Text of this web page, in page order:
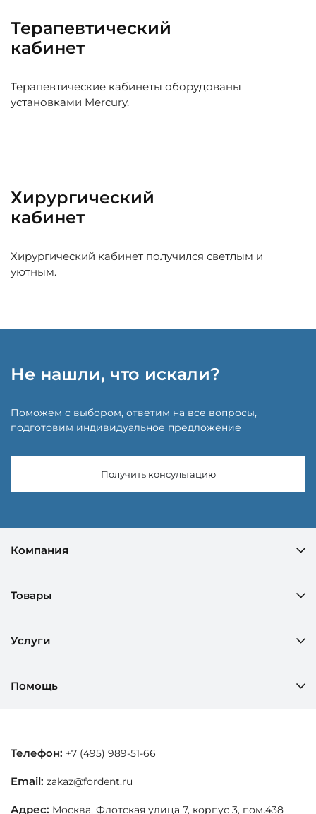
Терапевтический
кабинет
Терапевтические кабинеты оборудованы
установками Mercury.
Хирургический
кабинет
Хирургический кабинет получился светлым и
уютным.
Не нашли, что искали?
Поможем с выбором, ответим на все вопросы,
подготовим индивидуальное предложение
Получить консультацию
Компания
Товары
Услуги
Помощь
Телефон: +7 (495) 989-51-66
Email: zakaz@fordent.ru
Адрес: Москва, Флотская улица 7, корпус 3, пом.438